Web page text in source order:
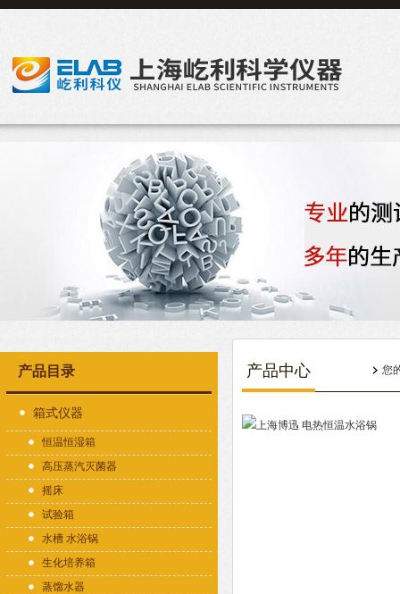
产品目录
箱式仪器
恒温恒湿箱
高压蒸汽灭菌器
摇床
试验箱
水槽 水浴锅
生化培养箱
蒸馏水器
产品中心 您